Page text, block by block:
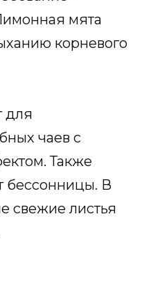
мята
корневого
для
чаев с
Также
бессонницы. В
свежие листья